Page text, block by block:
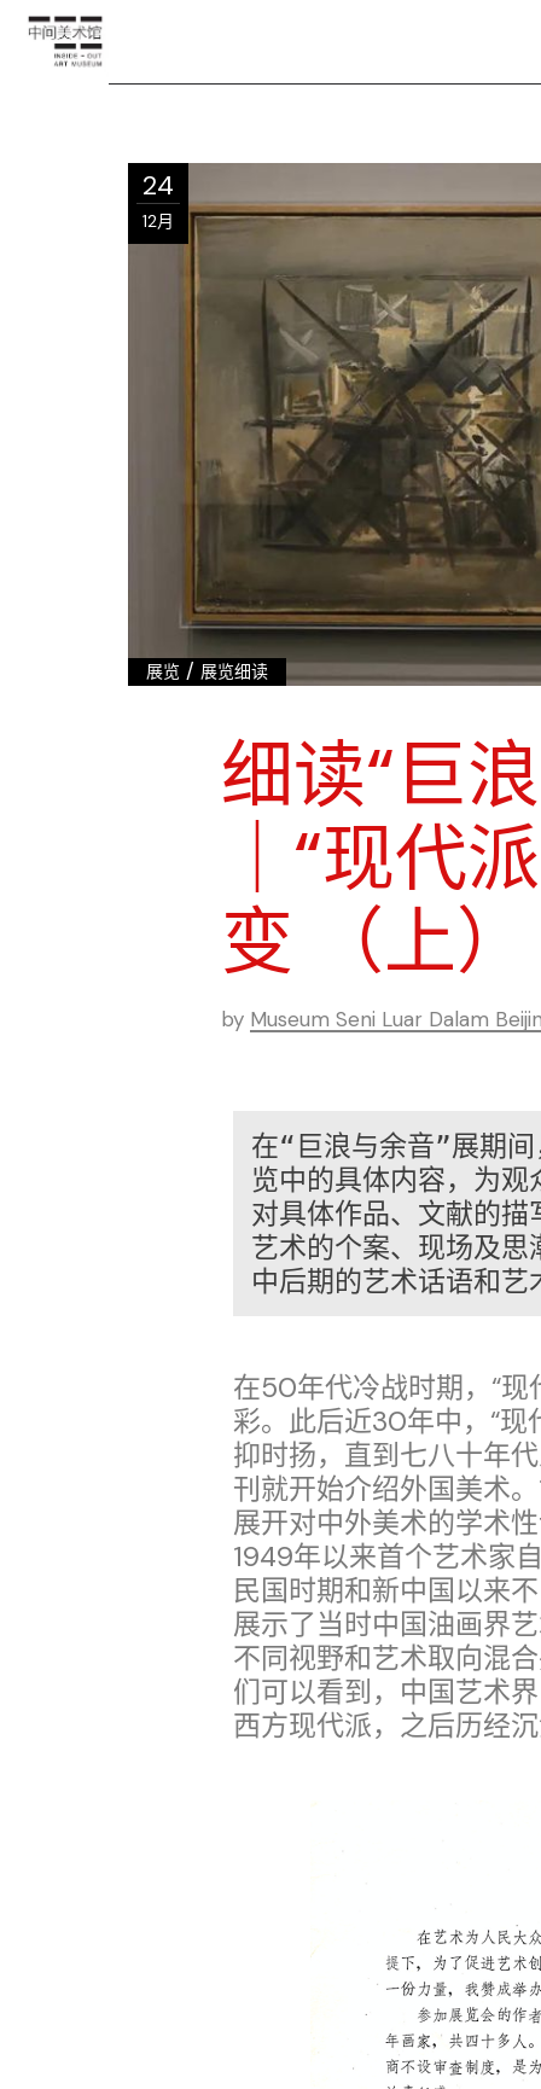
24
12月
展览 / 展览细读
细读“巨
｜“现代
变 （上）
by Museum Seni Luar Dalam
在“巨浪与余音”展期
览中的具体内容，为
对具体作品、文献的
艺术的个案、现场及
中后期的艺术话语和艺
在50年代冷战时期，“现
彩。此后近30年中，“现
抑时扬，直到七八十年
刊就开始介绍外国美术
展开对中外美术的学术
1949年以来首个艺术家
民国时期和新中国以来
展示了当时中国油画界
不同视野和艺术取向混
们可以看到，中国艺术
西方现代派，之后历经